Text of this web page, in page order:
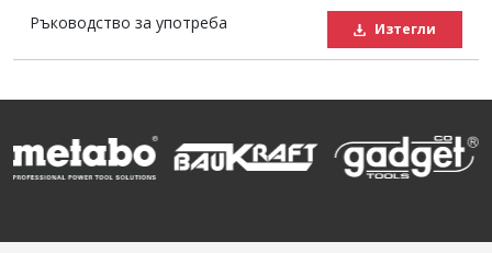
Ръководство за употреба Изтегли